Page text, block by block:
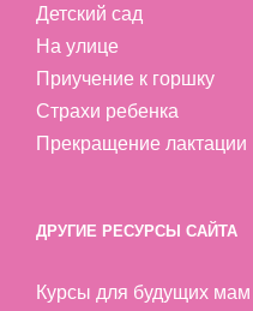
Детский сад
На улице
Приучение к горшку
Страхи ребенка
Прекращение лактации
ДРУГИЕ РЕСУРСЫ САЙТА
Курсы для будущих мам